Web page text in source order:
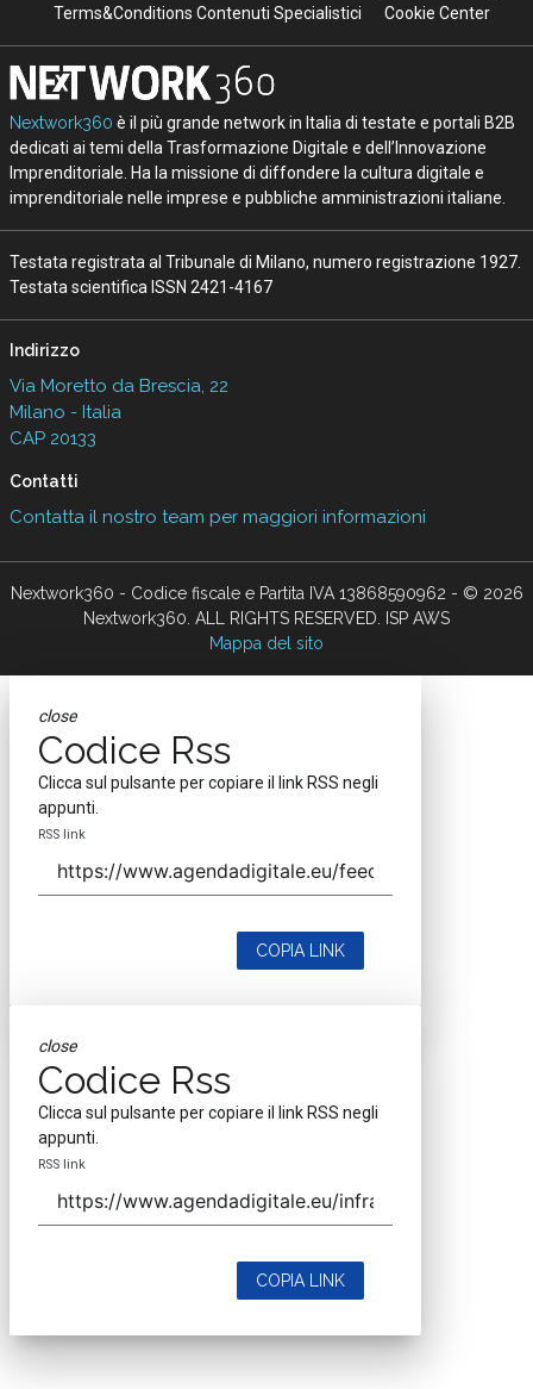
Terms&Conditions Contenuti Specialistici
Cookie Center
Nextwork360 è il più grande network in Italia di testate e portali B2B
dedicati ai temi della Trasformazione Digitale e dell’Innovazione
Imprenditoriale. Ha la missione di diffondere la cultura digitale e
imprenditoriale nelle imprese e pubbliche amministrazioni italiane.
Testata registrata al Tribunale di Milano, numero registrazione 1927.
Testata scientifica ISSN 2421-4167
Indirizzo
Via Moretto da Brescia, 22
Milano - Italia
CAP 20133
Contatti
Contatta il nostro team per maggiori informazioni
Nextwork360 - Codice fiscale e Partita IVA 13868590962 - © 2026
Nextwork360. ALL RIGHTS RESERVED. ISP AWS
Mappa del sito
close
Codice Rss
Clicca sul pulsante per copiare il link RSS negli
appunti.
RSS link
COPIA LINK
close
Codice Rss
Clicca sul pulsante per copiare il link RSS negli
appunti.
RSS link
COPIA LINK